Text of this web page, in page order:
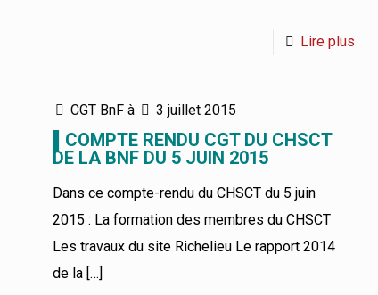
Lire plus
CGT BnF à 3 juillet 2015
▌COMPTE RENDU CGT DU CHSCT
DE LA BNF DU 5 JUIN 2015
Dans ce compte-rendu du CHSCT du 5 juin
2015 : La formation des membres du CHSCT
Les travaux du site Richelieu Le rapport 2014
de la[…]